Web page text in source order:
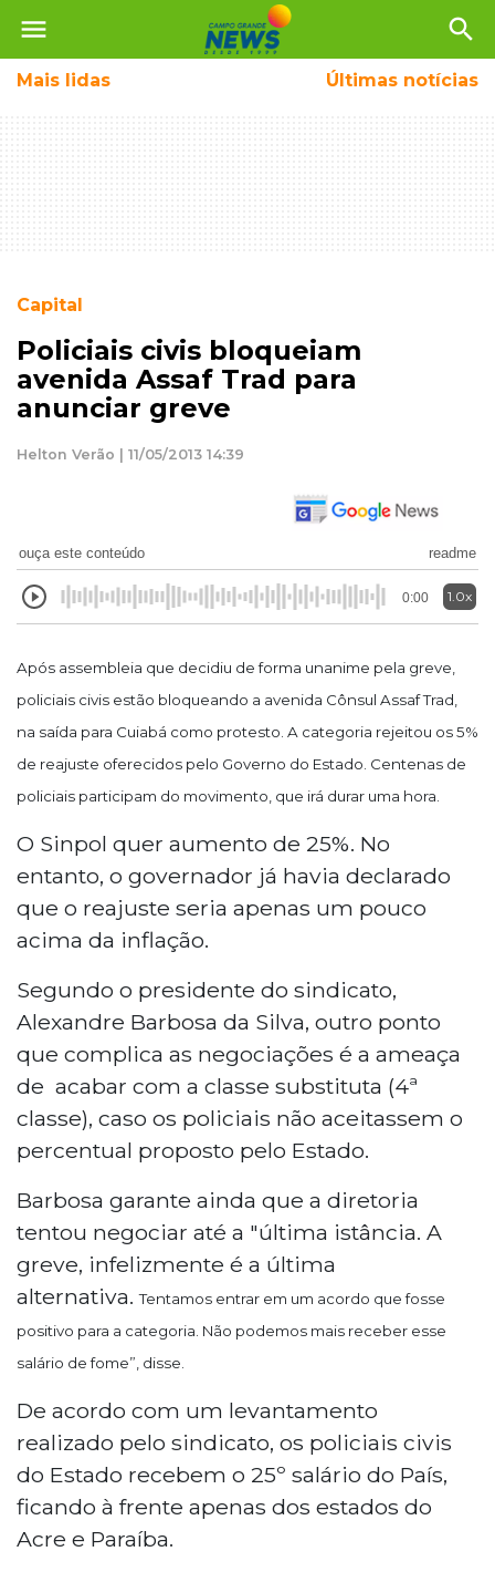
menu search
Mais lidas Últimas notícias
Capital
Policiais civis bloqueiam
avenida Assaf Trad para
anunciar greve
Helton Verão | 11/05/2013 14:39
ouça este conteúdo readme
0:00 1.0x
Após assembleia que decidiu de forma unanime pela greve,
policiais civis estão bloqueando a avenida Cônsul Assaf Trad,
na saída para Cuiabá como protesto. A categoria rejeitou os 5%
de reajuste oferecidos pelo Governo do Estado. Centenas de
policiais participam do movimento, que irá durar uma hora.
O Sinpol quer aumento de 25%. No
entanto, o governador já havia declarado
que o reajuste seria apenas um pouco
acima da inflação.
Segundo o presidente do sindicato,
Alexandre Barbosa da Silva, outro ponto
que complica as negociações é a ameaça
de acabar com a classe substituta (4ª
classe), caso os policiais não aceitassem o
percentual proposto pelo Estado.
Barbosa garante ainda que a diretoria
tentou negociar até a "última istância. A
greve, infelizmente é a última
alternativa.Tentamos entrar em um acordo que fosse
positivo para a categoria. Não podemos mais receber esse
salário de fome”, disse.
De acordo com um levantamento
realizado pelo sindicato, os policiais civis
do Estado recebem o 25º salário do País,
ficando à frente apenas dos estados do
Acre e Paraíba.